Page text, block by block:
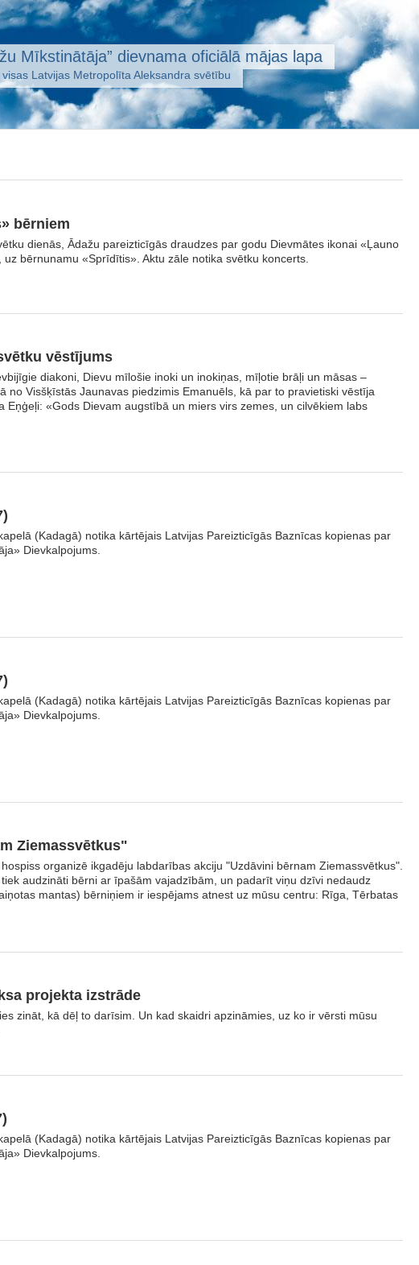
Mīkstinātāja” dievnama oficiālā mājas lapa
Latvijas Metropolīta Aleksandra svētību
bērniem
dienās, Ādažu pareizticīgās draudzes par godu Dievmātes ikonai «Ļauno
bērnunamu «Sprīdītis». Aktu zāle notika svētku koncerts.
vēstījums
diakoni, Dievu mīlošie inoki un inokiņas, mīļotie brāļi un māsas –
no Visšķīstās Jaunavas piedzimis Emanuēls, kā par to pravietiski vēstīja
Eņģeļi: «Gods Dievam augstībā un miers virs zemes, un cilvēkiem labs
(Kadagā) notika kārtējais Latvijas Pareizticīgās Baznīcas kopienas par
Dievkalpojums.
(Kadagā) notika kārtējais Latvijas Pareizticīgās Baznīcas kopienas par
Dievkalpojums.
Ziemassvētkus"
organizē ikgadēju labdarības akciju "Uzdāvini bērnam Ziemassvētkus".
audzināti bērni ar īpašām vajadzībām, un padarīt viņu dzīvi nedaudz
mantas) bērniņiem ir iespējams atnest uz mūsu centru: Rīga, Tērbatas
projekta izstrāde
zināt, kā dēļ to darīsim. Un kad skaidri apzināmies, uz ko ir vērsti mūsu
(Kadagā) notika kārtējais Latvijas Pareizticīgās Baznīcas kopienas par
Dievkalpojums.